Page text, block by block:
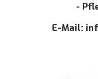
-
E-Mail: